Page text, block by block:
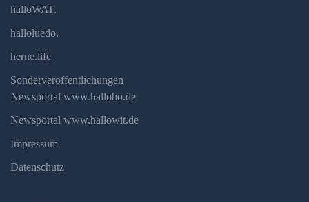
halloWAT.
halloluedo.
herne.life
Sonderveröffentlichungen
Newsportal www.hallobo.de
Newsportal www.hallowit.de
Impressum
Datenschutz